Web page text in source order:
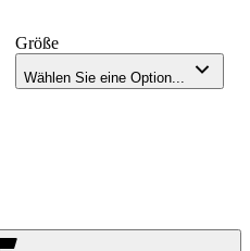
Größe
Wählen Sie eine Option...